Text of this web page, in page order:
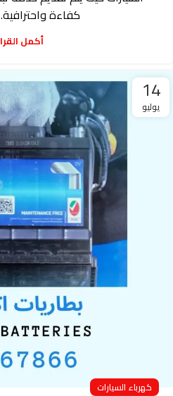
كفاءة
أكمل
14
يوليو
كهرباء السيارات